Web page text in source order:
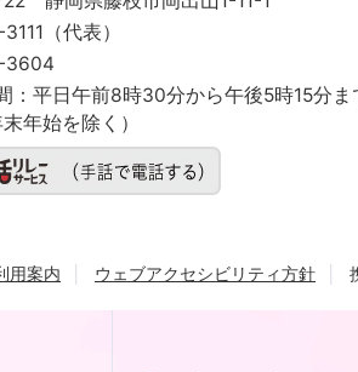
（代表）
3604
： 平日午前8時30分から午後5時15分ま
年始を除く）
用案内 ウェブアクセシビリティ方針